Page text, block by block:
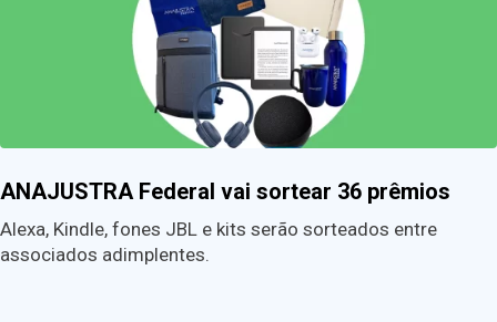
ANAJUSTRA Federal vai sortear 36 prêmios
Alexa, Kindle, fones JBL e kits serão sorteados entre
associados adimplentes.